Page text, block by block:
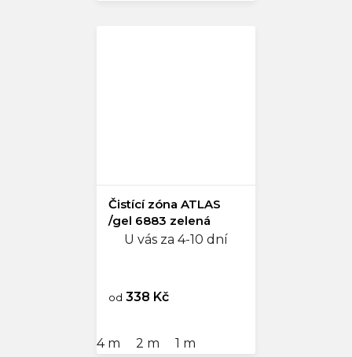
Čistící zóna ATLAS
/gel 6883 zelená
U vás za 4-10 dní
od 338 Kč
4 m 2 m 1 m